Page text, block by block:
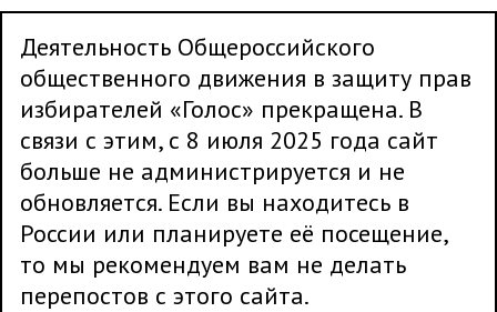
Деятельность Общероссийского
общественного движения в защиту прав
избирателей «Голос» прекращена. В
связи с этим, с 8 июля 2025 года сайт
больше не администрируется и не
обновляется. Если вы находитесь в
России или планируете её посещение,
то мы рекомендуем вам не делать
перепостов с этого сайта.